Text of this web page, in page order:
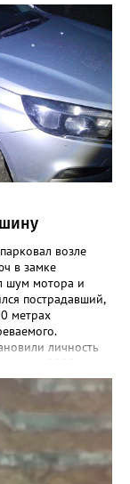
с огнём,
них в этом году
два человека.
возле
в замке
шум мотора и
пострадавший,
метрах
личность
по делам
горячим следам
златоустовском
дела по
автомобилистов
тем более – с